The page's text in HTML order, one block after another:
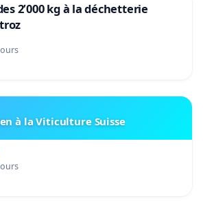
2’000 kg à la déchetterie
à la Viticulture Suisse